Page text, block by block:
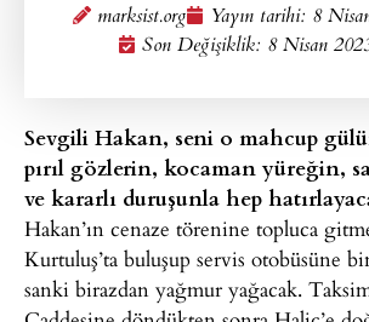
marksist.org Yayın tarihi: 8
Son Değişiklik: 8 Nisan
Sevgili Hakan, seni o mahcup
pırıl gözlerin, kocaman yüreğin,
ve kararlı duruşunla hep
Hakan’ın cenaze törenine topluca
Kurtuluş’ta buluşup servis otobüsüne
sanki birazdan yağmur yağacak.